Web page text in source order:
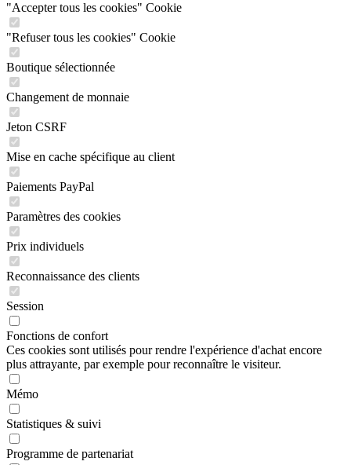
"Accepter tous les cookies" Cookie
"Refuser tous les cookies" Cookie
Boutique sélectionnée
Changement de monnaie
Jeton CSRF
Mise en cache spécifique au client
Paiements PayPal
Paramètres des cookies
Prix individuels
Reconnaissance des clients
Session
Fonctions de confort
Ces cookies sont utilisés pour rendre l'expérience d'achat encore
plus attrayante, par exemple pour reconnaître le visiteur.
Mémo
Statistiques & suivi
Programme de partenariat